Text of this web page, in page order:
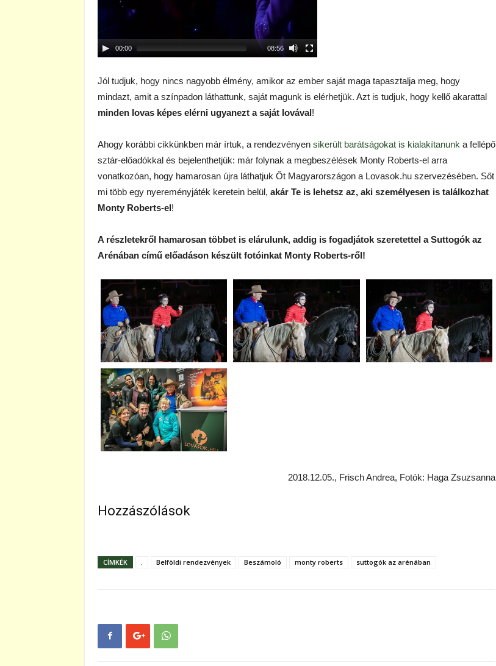
00:00 08:56
Jól tudjuk, hogy nincs nagyobb élmény, amikor az ember saját maga tapasztalja meg, hogy
mindazt, amit a színpadon láthattunk, saját magunk is elérhetjük. Azt is tudjuk, hogy kellő akarattal
minden lovas képes elérni ugyanezt a saját lovával!
Ahogy korábbi cikkünkben már írtuk, a rendezvényen sikerült barátságokat is kialakítanunk a fellépő
sztár-előadókkal és bejelenthetjük: már folynak a megbeszélések Monty Roberts-el arra
vonatkozóan, hogy hamarosan újra láthatjuk Őt Magyarországon a Lovasok.hu szervezésében. Sőt
mi több egy nyereményjáték keretein belül, akár Te is lehetsz az, aki személyesen is találkozhat
Monty Roberts-el!
A részletekről hamarosan többet is elárulunk, addig is fogadjátok szeretettel a Suttogók az
Arénában című előadáson készült fotóinkat Monty Roberts-ről!
2018.12.05., Frisch Andrea, Fotók: Haga Zsuzsanna
Hozzászólások
CÍMKÉK Belföldi rendezvények Beszámoló monty roberts suttogók az arénában